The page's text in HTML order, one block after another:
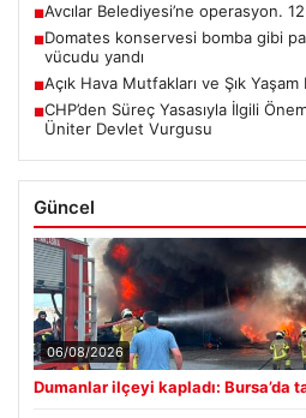
■Avcılar Belediyesi’ne operasyon.
■Domates konservesi bomba gibi
vücudu yandı
■Açık Hava Mutfakları ve Şık Yaşam
■CHP’den Süreç Yasasıyla İlgili
Üniter Devlet Vurgusu
Güncel
06/08/2026
Dumanlar ilçeyi kapladı: Bursa’da